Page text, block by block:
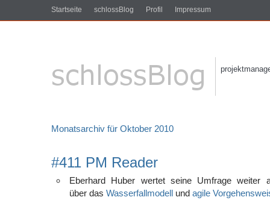
Startseite schlossBlog Profil Impressum
Monatsarchiv für Oktober 2010
#411 PM Reader
Eberhard Huber wertet seine Umfrage weiter
über das Wasserfallmodell und agile